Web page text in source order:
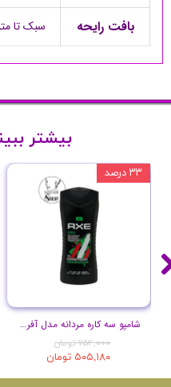
بافت رایحه سبک تا
شامپو سه کاره مردانه مدل آفریقا حجم 400 میل
۷۵۴,۰۰۰ تومان
۵۰۵,۱۸۰ تومان
۳۳ درصد
بیشتر